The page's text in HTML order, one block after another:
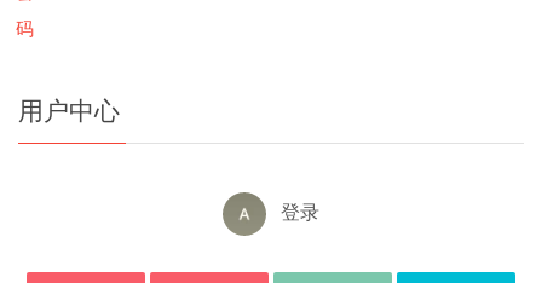
码
用户中心
登录